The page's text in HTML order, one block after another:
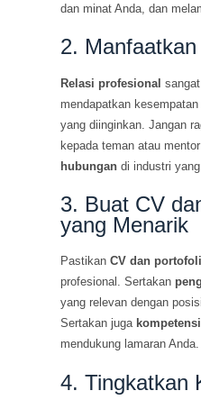
dan minat Anda, dan
2.
Relasi profesional
mendapatkan
yang diinginkan. Jangan
kepada teman atau
hubungan di industri yang
3. Buat CV
yang Menarik
PastikanCV dan
profesional. Sertakan
yang relevan dengan
Sertakan juga kompetensi
mendukung lamaran Anda.
4. Tingkatkan